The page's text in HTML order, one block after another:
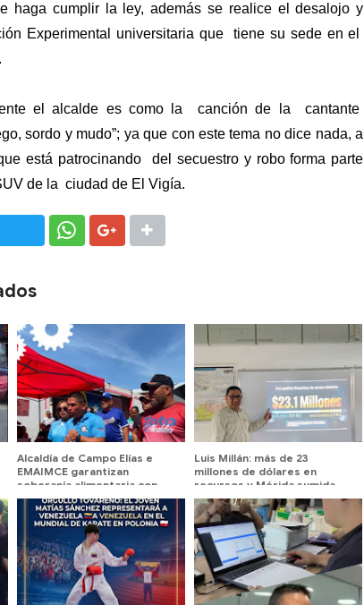
haga cumplir la ley, además se realice el desalojo y
Experimental universitaria que
tiene su sede en el
el alcalde es como la canción de la
cantante
sordo y mudo”; ya que con este tema no dice nada, a
está patrocinando
del secuestro y robo forma parte
de la ciudad de El Vigía.
Alcaldía de Campo Elías e
EMAIMCE garantizan
soberanía alimentaria con
jornadas itinerantes
semanales
Luis Millán: más de 23
millones de dólares en
recursos y Mérida sumida
entre oscuridad y huecos